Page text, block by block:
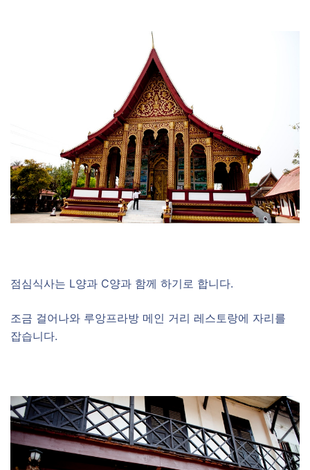
점심식사는 L양과 C양과 함께 하기로 합니다.
조금 걸어나와 루앙프라방 메인 거리 레스토랑에 자리를
잡습니다.